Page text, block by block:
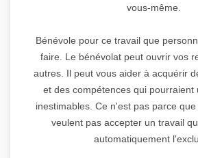
vous-même.
Bénévole pour ce travail que
faire. Le bénévolat peut ouvrir vos
autres. Il peut vous aider à acquérir
et des compétences qui pourraient
inestimables. Ce n'est pas parce
veulent pas accepter un travail
automatiquement